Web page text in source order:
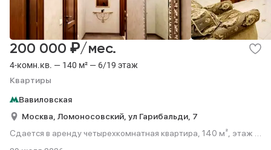
4-комн.кв. — 140 м² — 6/19 этаж
Квартиры
200 000 ₽/мес.
Вавиловская
Москва, Ломоносовский, ул Гарибальди, 7
Сдается в аренду четырехкомнатная квартира, 140 м², этаж 6